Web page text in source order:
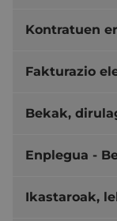
Kontratuen
Fakturazio
Bekak,
Enplegua -
Ikastaroak,